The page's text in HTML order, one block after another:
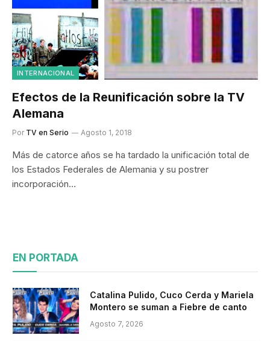
INTERNACIONAL
Efectos de la Reunificación sobre la TV
Alemana
Por TV en Serio Agosto 1, 2018
Más de catorce años se ha tardado la unificación total de
los Estados Federales de Alemania y su postrer
incorporación…
EN PORTADA
Catalina Pulido, Cuco Cerda y Mariela
Montero se suman a Fiebre de canto
Agosto 7, 2026